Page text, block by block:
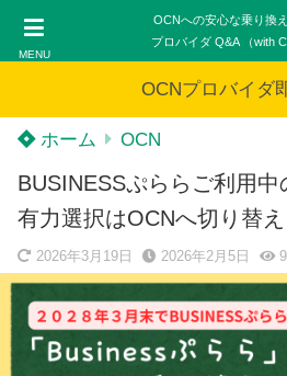
MENU
OCNへの安心な乗り換
プロバイダ Q&A （with
OCNプロバイダ
ホーム OCN
BUSINESSぷららご利用
有力選択はOCNへ切り替え
2026年3月19日 2026年2月5日